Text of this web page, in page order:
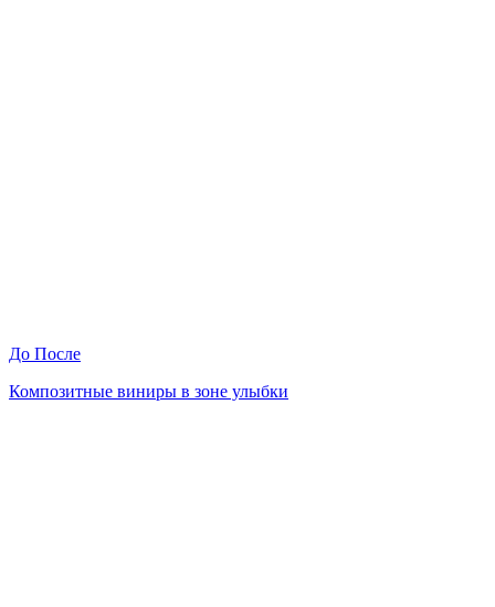
До После
Композитные виниры в зоне улыбки